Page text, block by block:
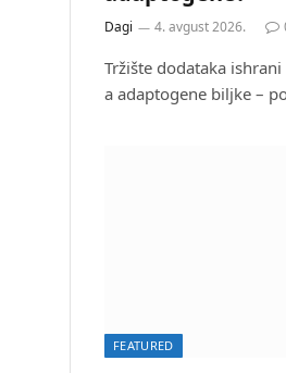
Dagi 4. avgust 2026.
Tržište dodataka
a adaptogene biljke –
FEATURED